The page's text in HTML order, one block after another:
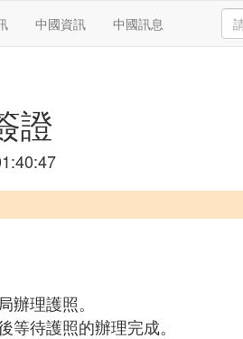
中國資訊 中國訊息
證
理護照。
待護照的辦理完成。